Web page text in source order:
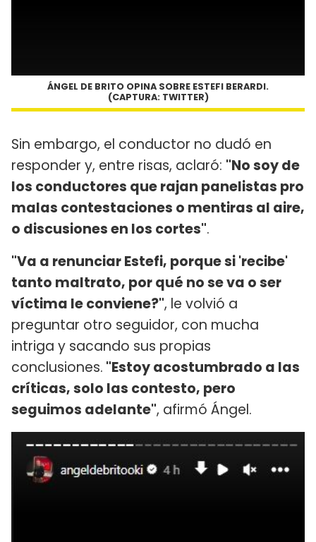
ÁNGEL DE BRITO OPINA SOBRE ESTEFI BERARDI.
(CAPTURA: TWITTER)
Sin embargo, el conductor no dudó en
responder y, entre risas, aclaró: "No soy de
los conductores que rajan panelistas pro
malas contestaciones o mentiras al aire,
o discusiones en los cortes".
"Va a renunciar Estefi, porque si 'recibe'
tanto maltrato, por qué no se va o ser
víctima le conviene?", le volvió a
preguntar otro seguidor, con mucha
intriga y sacando sus propias
conclusiones. "Estoy acostumbrado a las
críticas, solo las contesto, pero
seguimos adelante", afirmó Ángel.